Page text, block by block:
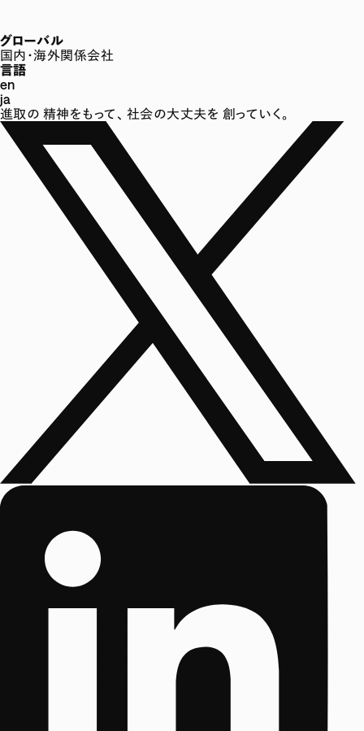
グローバル
国内・海外関係会社
言語
en
ja
進取の 精神をもって、 社会の大丈夫を 創っていく。